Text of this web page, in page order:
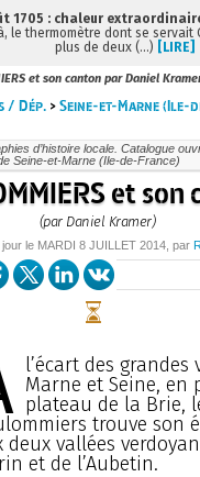
et son canton par Daniel
/ Dép. >Seine-et-Marne (Ile-
d’histoire locale. Catalogue
Seine-et-Marne (Ile-de-France)
et son
(par Daniel Kramer)
jour le MARDI 8 JUILLET 2014 , par
l’écart des grandes
Marne et Seine,
plateau de la Brie,
trouve son
deux vallées
et de l’Aubetin.
1705 : chaleur
le thermomètre dont se servait
plus de deux (…) [LIRE]